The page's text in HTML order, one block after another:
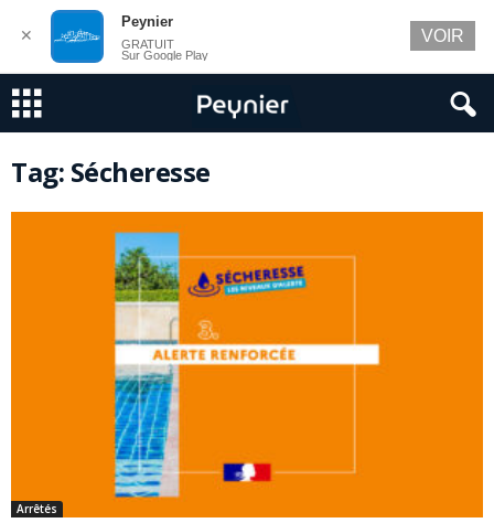
Tag: Sécheresse
Arrêtés
✕
Peynier
GRATUIT
Sur Google Play
VOIR